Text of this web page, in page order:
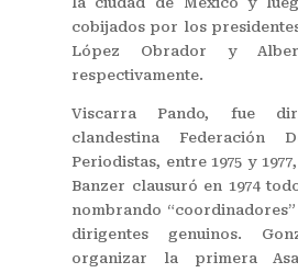
cobijados por los
López Obrador y
respectivamente.
Viscarra Pando, fue
clandestina Federación
Periodistas, entre 1975 y
Banzer clausuró en 1974
nombrando
dirigentes genuinos.
organizar la primera